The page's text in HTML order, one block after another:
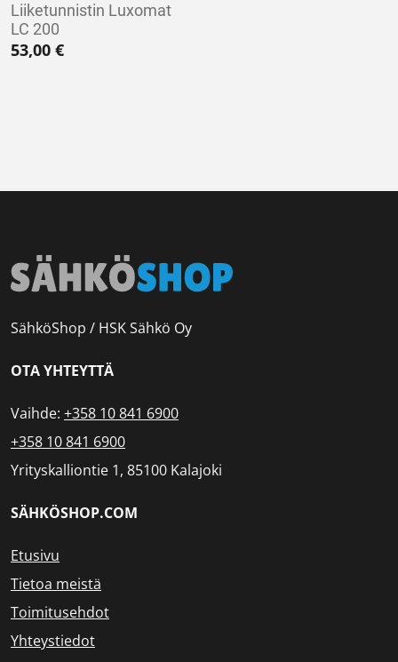
Liiketunnistin Luxomat
LC 200
53,00 €
SähköShop / HSK Sähkö Oy
OTA YHTEYTTÄ
Vaihde: +358 10 841 6900
+358 10 841 6900
Yrityskalliontie 1, 85100 Kalajoki
SÄHKÖSHOP.COM
Etusivu
Tietoa meistä
Toimitusehdot
Yhteystiedot